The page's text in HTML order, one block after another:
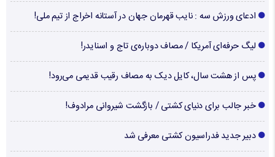
ادعای ورزش سه : نایب قهرمان جهان در آستانه اخراج از تیم ملی!
لیگ حرفه‌ای آمریکا / مصاف دوباره‌ی تاج و اسنایدر!
پس از هشت سال، کایل دیک به مصاف رقیب قدیمی می‌رود!
خبر جالب برای دنیای کشتی / بازگشت شیروانی مرادوف!
دبیر جدید فدراسیون کشتی معرفی شد